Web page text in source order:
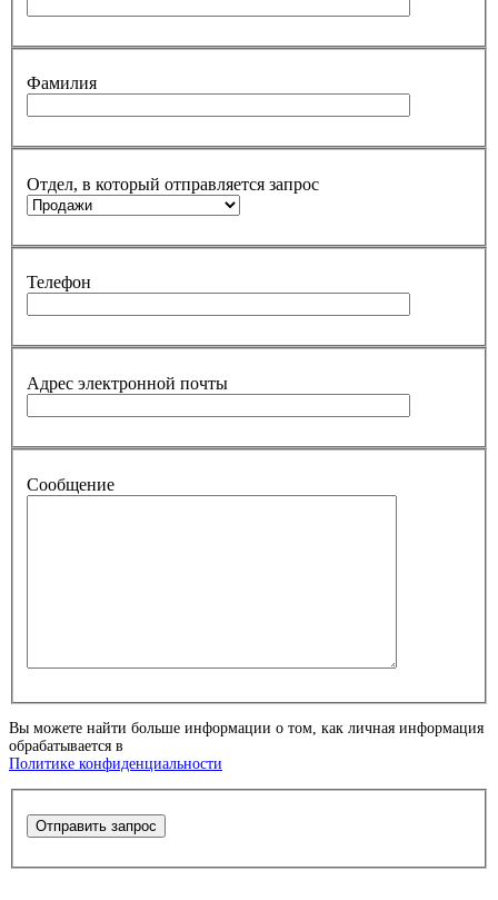
Фамилия
Отдел, в который отправляется запрос
Телефон
Адрес электронной почты
Сообщение
Вы можете найти больше информации о том, как личная информация
обрабатывается в
Политике конфиденциальности
Отправить запрос